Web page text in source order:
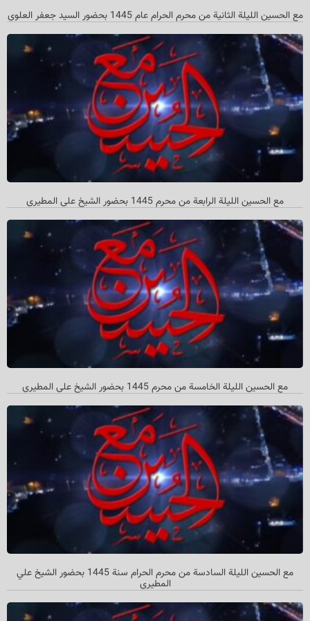
مع الحسین اللیلة الثانیة من محرم الحرام عام 1445 بحضور السید جعفر العلوي
مع الحسین اللیلة الرابعة من محرم 1445 بحضور الشیخ علي المطیري
مع الحسین اللیلة الخامسة من محرم 1445 بحضور الشیخ علي المطیري
مع الحسين الليلة السادسة من محرم الحرام سنة 1445 بحضور الشيخ علي
المطيري